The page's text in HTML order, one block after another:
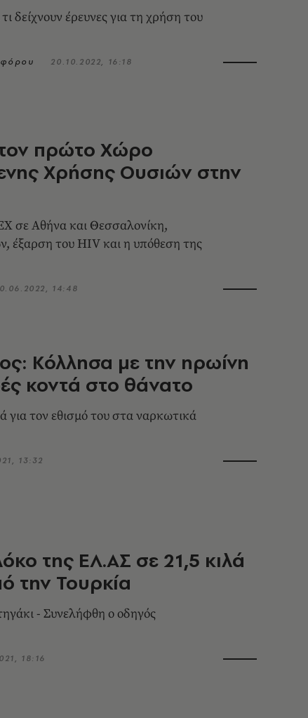
δείχνουν έρευνες για τη χρήση του
20.10.2022, 16:18
πρώτο Χώρο
Χρήσης Ουσιών στην
σε Αθήνα και Θεσσαλονίκη,
έξαρση του HIV και η υπόθεση της
14:48
Κόλλησα με την ηρωίνη
κοντά στο θάνατο
για τον εθισμό του στα ναρκωτικά
13:32
της ΕΛ.ΑΣ σε 21,5 κιλά
την Τουρκία
- Συνελήφθη ο οδηγός
18:16